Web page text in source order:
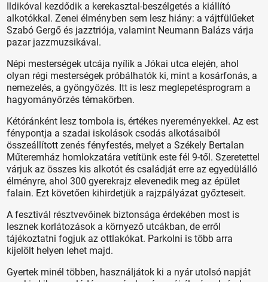
Ildikóval kezdődik a kerekasztal-beszélgetés a kiállító
alkotókkal. Zenei élményben sem lesz hiány: a vájtfülűeket
Szabó Gergő és jazztriója, valamint Neumann Balázs várja
pazar jazzmuzsikával.
Népi mesterségek utcája nyílik a Jókai utca elején, ahol
olyan régi mesterségek próbálhatók ki, mint a kosárfonás, a
nemezelés, a gyöngyözés. Itt is lesz meglepetésprogram a
hagyományőrzés témakörben.
Kétóránként lesz tombola is, értékes nyereményekkel. Az est
fénypontja a szadai iskolások csodás alkotásaiból
összeállított zenés fényfestés, melyet a Székely Bertalan
Műteremház homlokzatára vetítünk este fél 9-től. Szeretettel
várjuk az összes kis alkotót és családját erre az egyedülálló
élményre, ahol 300 gyerekrajz elevenedik meg az épület
falain. Ezt követően kihirdetjük a rajzpályázat győzteseit.
A fesztivál résztvevőinek biztonsága érdekében most is
lesznek korlátozások a környező utcákban, de erről
tájékoztatni fogjuk az ottlakókat. Parkolni is több arra
kijelölt helyen lehet majd.
Gyertek minél többen, használjátok ki a nyár utolsó napját